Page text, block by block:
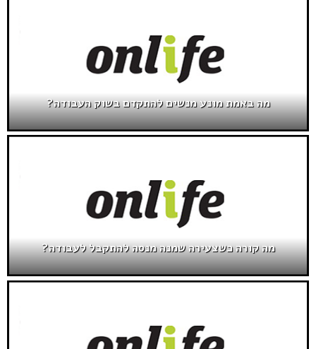
מה באמת מונע מנשים להתקדם בשוק העבודה?
מה קורה כשצעירה שמנה מנסה להתקבל לעבודה?